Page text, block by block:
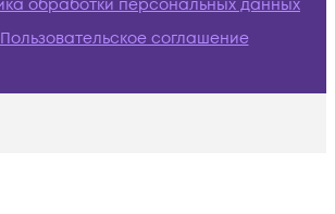
обработки персональных данных
Пользовательское соглашение